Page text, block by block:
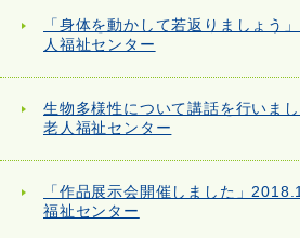
「身体を動かして若返りましょう
人福祉センター
生物多様性について講話を行いま
老人福祉センター
「作品展示会開催しました」
福祉センター